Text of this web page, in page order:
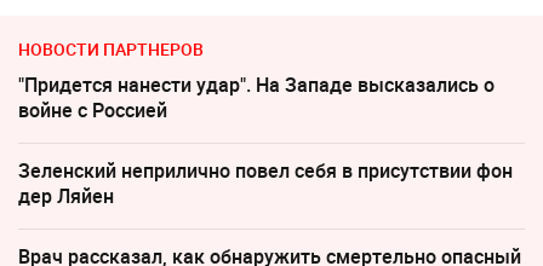
НОВОСТИ ПАРТНЕРОВ
"Придется нанести удар". На Западе высказались о
войне с Россией
Зеленский неприлично повел cебя в присутствии фон
дер Ляйен
Врач рассказал, как обнаружить смертельно опасный